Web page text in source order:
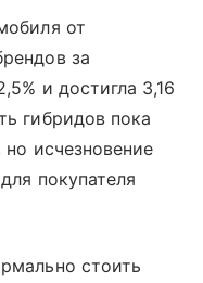
от
за
и достигла 3,16
гибридов пока
исчезновение
покупателя
стоить